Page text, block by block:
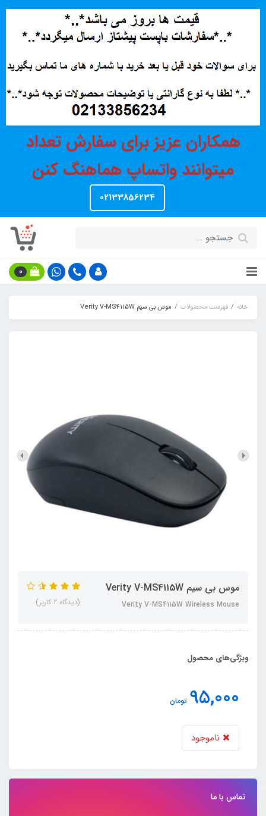
همکاران عزیز برای سفارش تعداد
میتوانند واتساپ هماهنگ کنن
02133856234
0
خانه فهرست محصولات موس بی سیم Verity V-MS4115W
موس بی سیم Verity V-MS4115W
Verity V-MS4115W Wireless Mouse (دیدگاه 2 کاربر)
ویژگی‌های محصول
95,000 تومان
ناموجود
تماس با ما